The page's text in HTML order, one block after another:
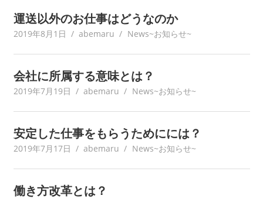
運送以外のお仕事はどうなのか
2019年8月1日 abemaru News~お知らせ~
会社に所属する意味とは？
2019年7月19日 abemaru News~お知らせ~
安定した仕事をもらうためにには？
2019年7月17日 abemaru News~お知らせ~
働き方改革とは？